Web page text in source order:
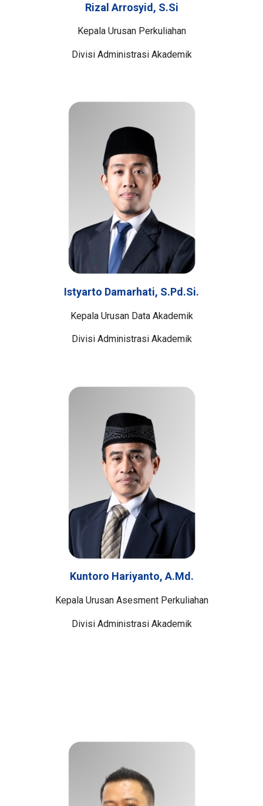
Rizal Arrosyid, S.Si
Kepala Urusan Perkuliahan
Divisi Administrasi Akademik
Istyarto Damarhati, S.Pd.Si.
Kepala Urusan Data Akademik
Divisi Administrasi Akademik
Kuntoro Hariyanto, A.Md.
Kepala Urusan Asesment Perkuliahan
Divisi Administrasi Akademik